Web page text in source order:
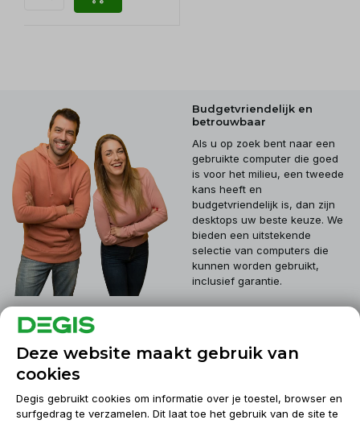
Budgetvriendelijk en
betrouwbaar
Als u op zoek bent naar een
gebruikte computer die goed
is voor het milieu, een tweede
kans heeft en
budgetvriendelijk is, dan zijn
desktops uw beste keuze. We
bieden een uitstekende
selectie van computers die
kunnen worden gebruikt,
inclusief garantie.
Klantenservice
Deze website maakt gebruik van
cookies
Degis gebruikt cookies om informatie over je toestel, browser en
surfgedrag te verzamelen. Dit laat toe het gebruik van de site te